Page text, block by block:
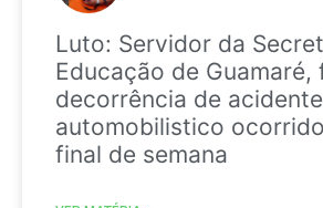
Luto: Servidor da
Educação de Guamaré,
decorrência de acidente
automobilistico
final de semana